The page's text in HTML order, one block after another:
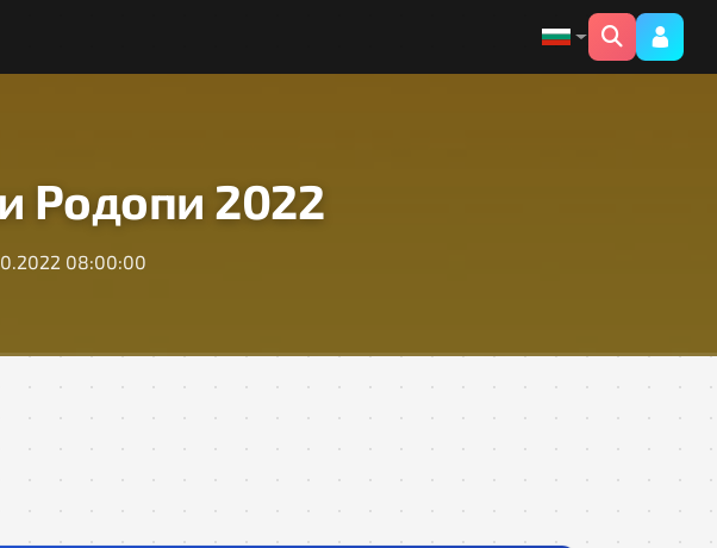
Родопи 2022
08:00:00